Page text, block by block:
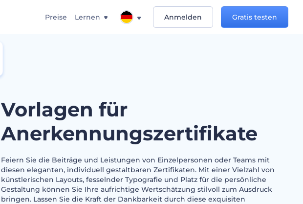
Preise Lernen Anmelden Gratis testen
Vorlagen für
Anerkennungszertifikate
Feiern Sie die Beiträge und Leistungen von Einzelpersonen oder Teams mit
diesen eleganten, individuell gestaltbaren Zertifikaten. Mit einer Vielzahl von
künstlerischen Layouts, fesselnder Typografie und Platz für die persönliche
Gestaltung können Sie Ihre aufrichtige Wertschätzung stilvoll zum Ausdruck
bringen. Lassen Sie die Kraft der Dankbarkeit durch diese exquisiten